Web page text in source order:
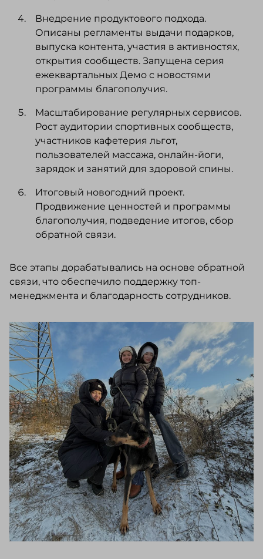
Внедрение продуктового подхода.
Описаны регламенты выдачи подарков,
выпуска контента, участия в активностях,
открытия сообществ. Запущена серия
ежеквартальных Демо с новостями
программы благополучия.
Масштабирование регулярных сервисов.
Рост аудитории спортивных сообществ,
участников кафетерия льгот,
пользователей массажа, онлайн-йоги,
зарядок и занятий для здоровой спины.
Итоговый новогодний проект.
Продвижение ценностей и программы
благополучия, подведение итогов, сбор
обратной связи.
Все этапы дорабатывались на основе обратной
связи, что обеспечило поддержку топ-
менеджмента и благодарность сотрудников.